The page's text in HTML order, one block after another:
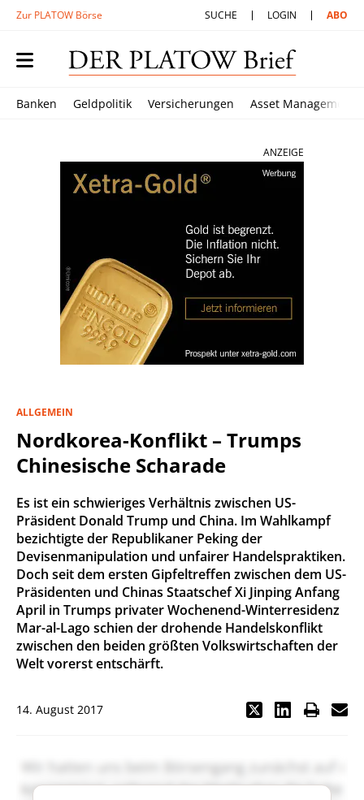
Zur PLATOW Börse SUCHE LOGIN ABO
Banken Geldpolitik Versicherungen Asset Management
ANZEIGE
ALLGEMEIN
Nordkorea-Konflikt – Trumps
Chinesische Scharade
Es ist ein schwieriges Verhältnis zwischen US-
Präsident Donald Trump und China. Im Wahlkampf
bezichtigte der Republikaner Peking der
Devisenmanipulation und unfairer Handelspraktiken.
Doch seit dem ersten Gipfeltreffen zwischen dem US-
Präsidenten und Chinas Staatschef Xi Jinping Anfang
April in Trumps privater Wochenend-Winterresidenz
Mar-al-Lago schien der drohende Handelskonflikt
zwischen den beiden größten Volkswirtschaften der
Welt vorerst entschärft.
14. August 2017